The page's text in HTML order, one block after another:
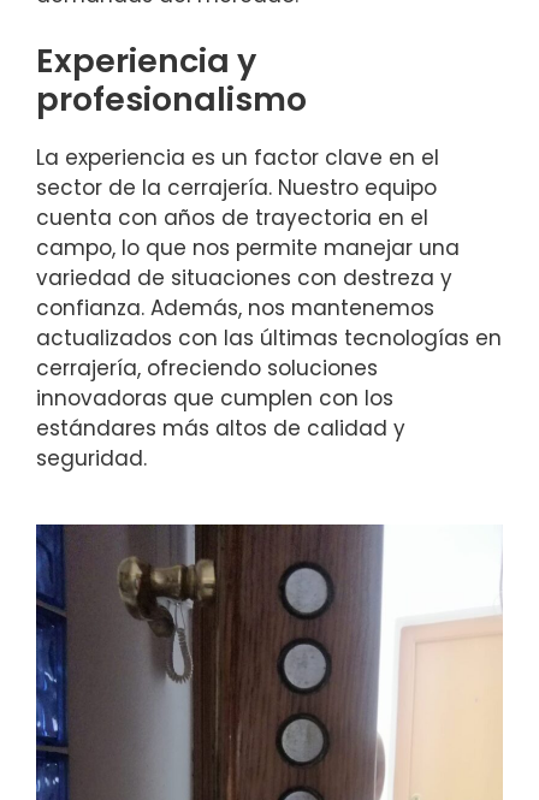
Experiencia y
profesionalismo
La experiencia es un factor clave en el
sector de la cerrajería. Nuestro equipo
cuenta con años de trayectoria en el
campo, lo que nos permite manejar una
variedad de situaciones con destreza y
confianza. Además, nos mantenemos
actualizados con las últimas tecnologías en
cerrajería, ofreciendo soluciones
innovadoras que cumplen con los
estándares más altos de calidad y
seguridad.